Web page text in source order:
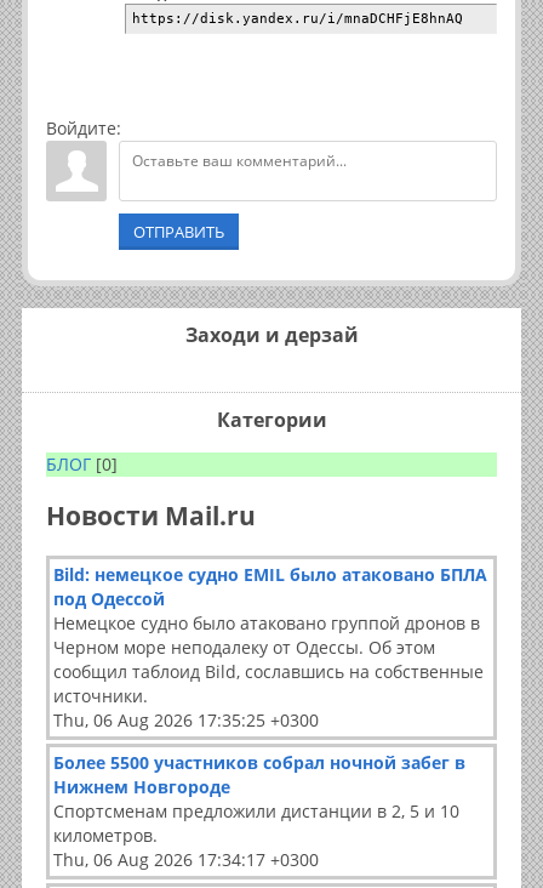
https://disk.yandex.ru/i/mnaDCHFjE8hnAQ
Войдите:
ОТПРАВИТЬ
Заходи и дерзай
Категории
БЛОГ [0]
Новости Mail.ru
Bild: немецкое судно EMIL было атаковано БПЛА
под Одессой
Немецкое судно было атаковано группой дронов в
Черном море неподалеку от Одессы. Об этом
сообщил таблоид Bild, сославшись на собственные
источники.
Thu, 06 Aug 2026 17:35:25 +0300
Более 5500 участников собрал ночной забег в
Нижнем Новгороде
Спортсменам предложили дистанции в 2, 5 и 10
километров.
Thu, 06 Aug 2026 17:34:17 +0300